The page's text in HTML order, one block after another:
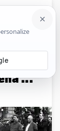
Komentari
je